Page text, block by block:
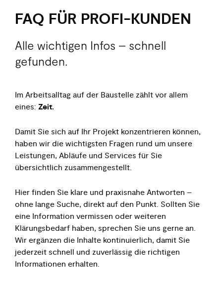
FAQ FÜR PROFI-KUNDEN
Alle wichtigen Infos – schnell
gefunden.
Im Arbeitsalltag auf der Baustelle zählt vor allem
eines: Zeit.
Damit Sie sich auf Ihr Projekt konzentrieren können,
haben wir die wichtigsten Fragen rund um unsere
Leistungen, Abläufe und Services für Sie
übersichtlich zusammengestellt.
Hier finden Sie klare und praxisnahe Antworten –
ohne lange Suche, direkt auf den Punkt. Sollten Sie
eine Information vermissen oder weiteren
Klärungsbedarf haben, sprechen Sie uns gerne an.
Wir ergänzen die Inhalte kontinuierlich, damit Sie
jederzeit schnell und zuverlässig die richtigen
Informationen erhalten.